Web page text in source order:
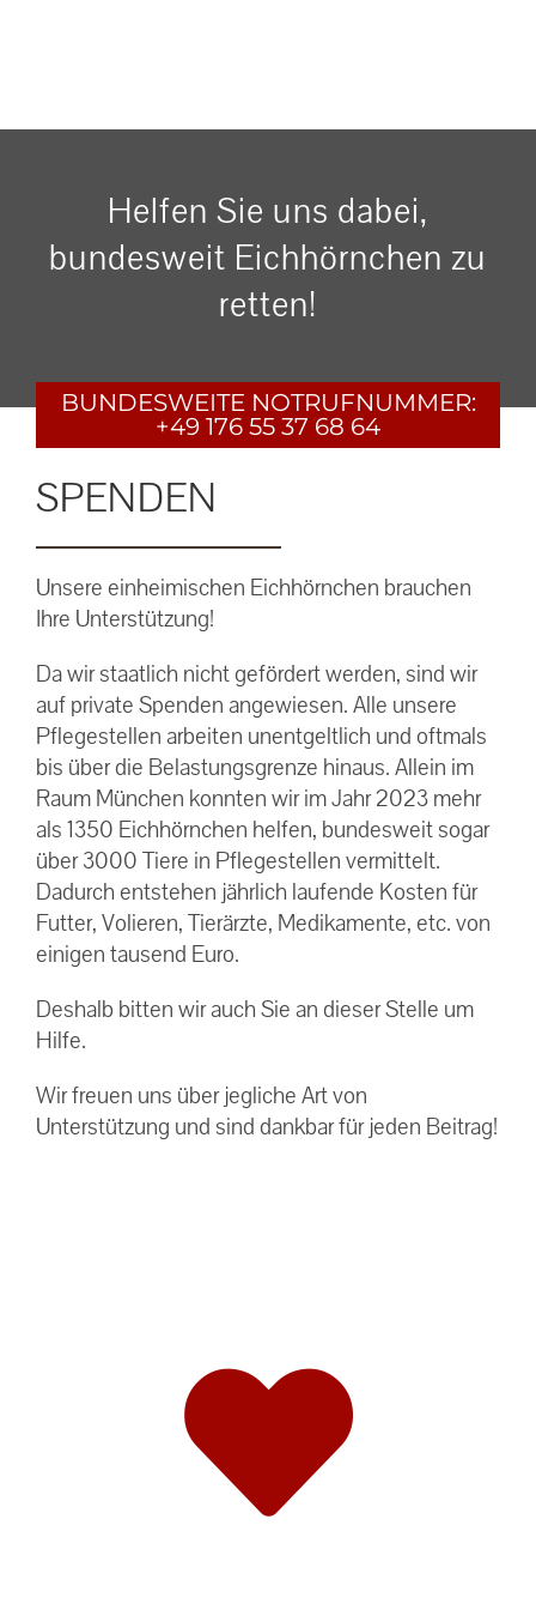
Helfen Sie uns dabei,
bundesweit Eichhörnchen zu
retten!
BUNDESWEITE NOTRUFNUMMER:
+49 176 55 37 68 64
SPENDEN
Unsere einheimischen Eichhörnchen brauchen
Ihre Unterstützung!
Da wir staatlich nicht gefördert werden, sind wir
auf private Spenden angewiesen. Alle unsere
Pflegestellen arbeiten unentgeltlich und oftmals
bis über die Belastungsgrenze hinaus. Allein im
Raum München konnten wir im Jahr 2023 mehr
als 1350 Eichhörnchen helfen, bundesweit sogar
über 3000 Tiere in Pflegestellen vermittelt.
Dadurch entstehen jährlich laufende Kosten für
Futter, Volieren, Tierärzte, Medikamente, etc. von
einigen tausend Euro.
Deshalb bitten wir auch Sie an dieser Stelle um
Hilfe.
Wir freuen uns über jegliche Art von
Unterstützung und sind dankbar für jeden Beitrag!